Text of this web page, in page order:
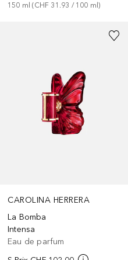
150 ml (CHF 31.93 / 100 ml)
CAROLINA HERRERA
La Bomba
Intensa
Eau de parfum